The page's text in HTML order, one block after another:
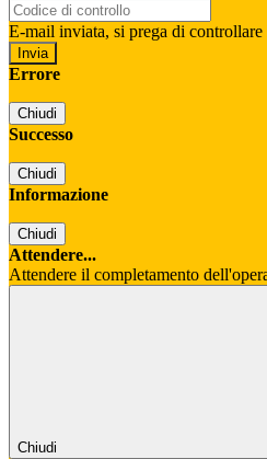
E-mail inviata, si prega di controllare
Errore
Chiudi
Successo
Chiudi
Informazione
Chiudi
Attendere...
Attendere il completamento
Chiudi